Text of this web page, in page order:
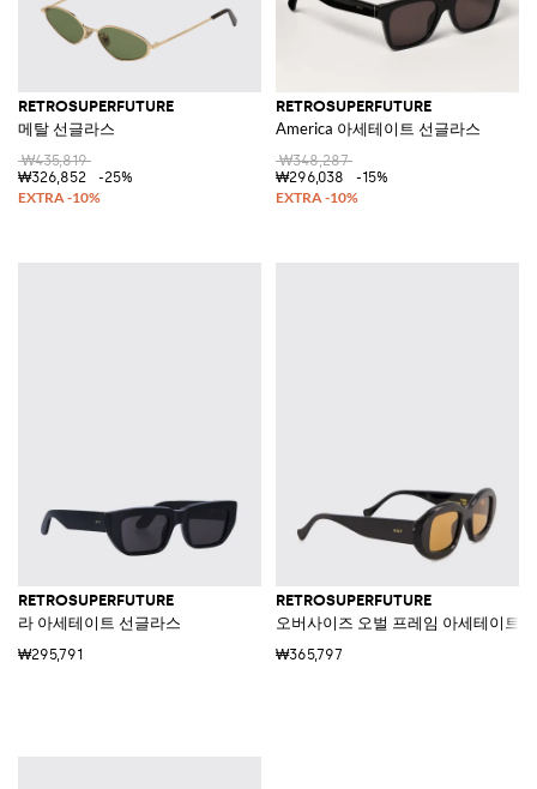
RETROSUPERFUTURE
메탈 선글라스
₩435,819
₩326,852
-25%
RETROSUPERFUTURE
America 아세테이트 선글라스
₩348,287
₩296,038
-15%
RETROSUPERFUTURE
라 아세테이트 선글라스
₩295,791
RETROSUPERFUTURE
오버사이즈 오벌 프레임 아세테이트
₩365,797